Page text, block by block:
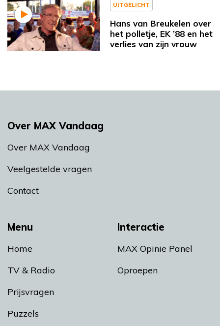
UITGELICHT
Hans van Breukelen over
het polletje, EK ’88 en het
verlies van zijn vrouw
Menu
Home
TV & Radio
Prijsvragen
Puzzels
Interactie
MAX Opinie Panel
Oproepen
Over MAX Vandaag
Over MAX Vandaag
Veelgestelde vragen
Contact